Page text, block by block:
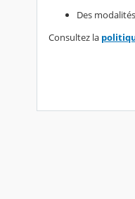
Des
Consultez la